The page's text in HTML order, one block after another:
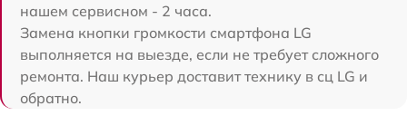
нашем сервисном - 2 часа.
Замена кнопки громкости смартфона LG
выполняется на выезде, если не требует сложного
ремонта. Наш курьер доставит технику в сц LG и
обратно.